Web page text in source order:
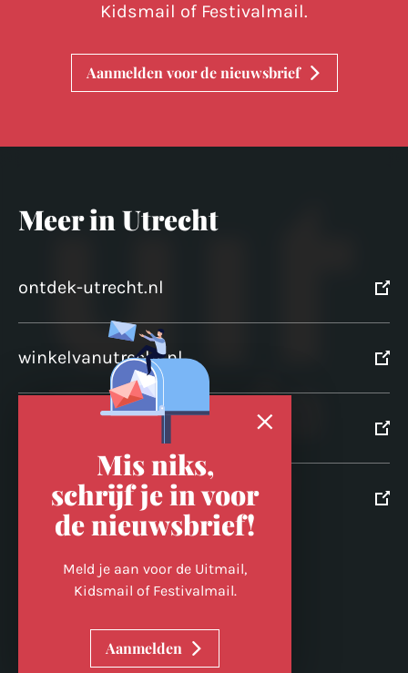
Kidsmail of Festivalmail.
Aanmelden voor de nieuwsbrief
Meer in Utrecht
ontdek-utrecht.nl
winkelvanutrecht.nl
utrechtpartners.nl
Volg ons op
Mis niks,
schrijf je in voor
de nieuwsbrief!
Meld je aan voor de Uitmail,
Kidsmail of Festivalmail.
Aanmelden